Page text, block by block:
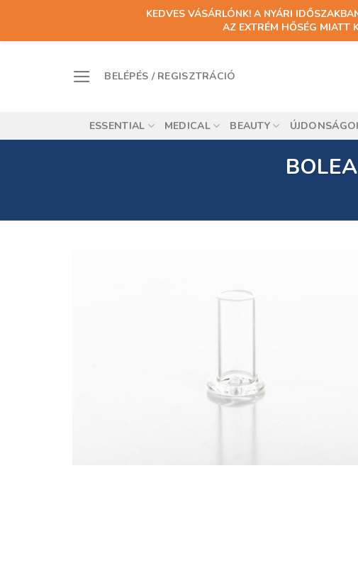
BELÉPÉS / REGISZTRÁCIÓ
ESSENTIAL MEDICAL BEAUTY
KEDVES VÁSÁRLÓNK! A NYÁRI
AZ EXTRÉM HŐSÉG MIATT